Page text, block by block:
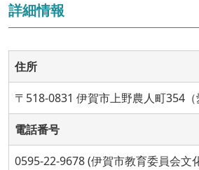
詳細情報
住所
〒518-0831 伊賀市上野農人町354（
電話番号
0595-22-9678 (伊賀市教育委員会文